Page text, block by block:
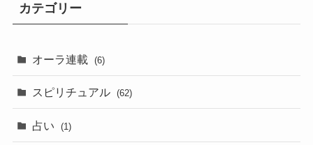
カテゴリー
オーラ連載 (6)
スピリチュアル (62)
占い (1)